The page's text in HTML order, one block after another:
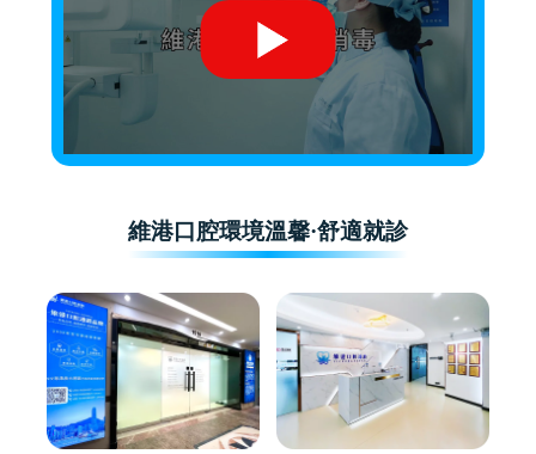
維港口腔環境溫馨·舒適就診